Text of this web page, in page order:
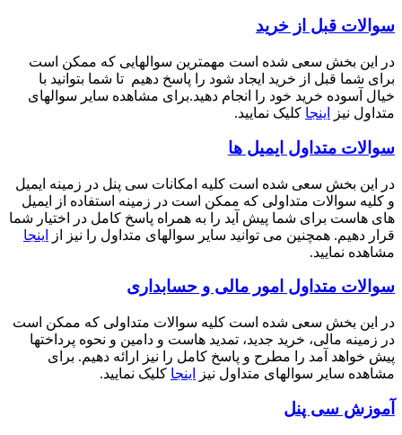
سوالات قبل از خرید
در این بخش سعی شده است مهمترین سوالهایی که ممکن است
برای شما قبل از خرید ایجاد شود را پاسخ دهیم تا شما بتوانید با
خیال آسوده خرید خود را انجام دهید.برای مشاهده سایر سوالهای
متداول نیز
اینجا کلیک نمایید.
سوالات متداول ایمیل ها
در این بخش سعی شده است کلیه امکانات سی پنل در زمینه ایمیل
و کلیه سوالات متداولی که ممکن است در زمینه استفاده از ایمیل
های هاست برای شما پیش آید را به همراه پاسخ کامل در اختیار شما
قرار دهیم. همچنین می توانید سایر سوالهای متداول را نیز از
اینجا
مشاهده نمایید.
سوالات متداول امور مالی و حسابداری
در این بخش سعی شده است کلیه سوالات متداولی که ممکن است
در زمینه مالی، خرید جدید، تمدید هاست و دامین و نحوه پرداختها
پیش خواهد آمد را مطرح و پاسخ کامل را نیز ارائه دهیم. برای
مشاهده سایر سوالهای متداول نیز
اینجا کلیک نمایید.
آموزش سی پنل